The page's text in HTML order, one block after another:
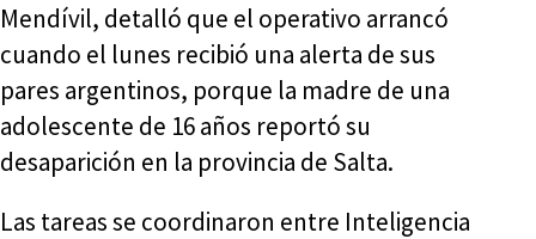
Mendívil, detalló que el operativo arrancó
cuando el lunes recibió una alerta de sus
pares argentinos, porque la madre de una
adolescente de 16 años reportó su
desaparición en la provincia de Salta.
Las tareas se coordinaron entre Inteligencia